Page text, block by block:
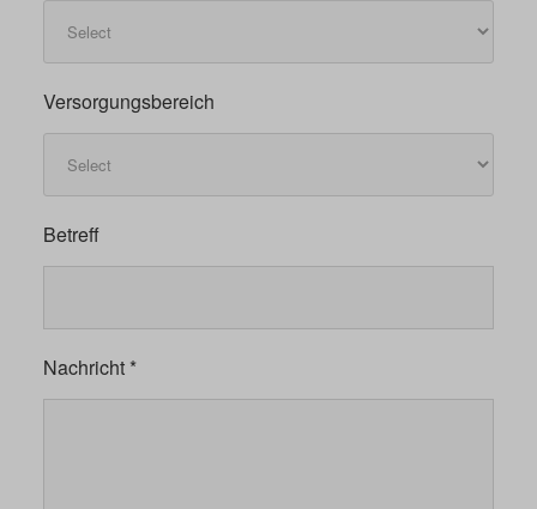
Versorgungsbereich
Betreff
Nachricht *